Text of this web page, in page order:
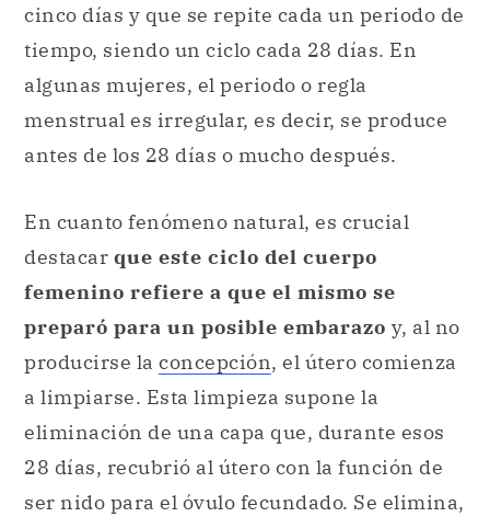
cinco días y que se repite cada un periodo de
tiempo, siendo un ciclo cada 28 días. En
algunas mujeres, el periodo o regla
menstrual es irregular, es decir, se produce
antes de los 28 días o mucho después.
En cuanto fenómeno natural, es crucial
destacar que este ciclo del cuerpo
femenino refiere a que el mismo se
preparó para un posible embarazo y, al no
producirse la concepción, el útero comienza
a limpiarse. Esta limpieza supone la
eliminación de una capa que, durante esos
28 días, recubrió al útero con la función de
ser nido para el óvulo fecundado. Se elimina,